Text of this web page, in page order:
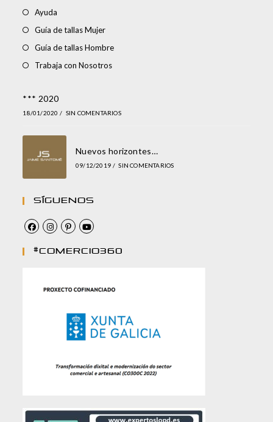
Ayuda
Guía de tallas Mujer
Guía de tallas Hombre
Trabaja con Nosotros
*** 2020
18/01/2020 / SIN COMENTARIOS
Nuevos horizontes…
09/12/2019 / SIN COMENTARIOS
Síguenos
#comercio360